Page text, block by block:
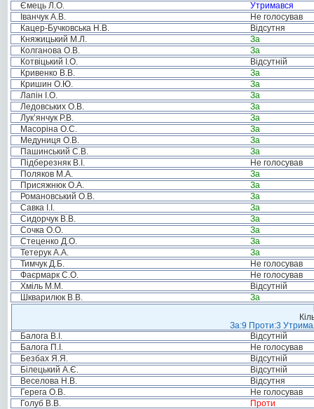
Ємець Л.О.
Утримався
Іванчук А.В.
Не голосував
Кацер-Бучковська Н.В.
Відсутня
Княжицький М.Л.
За
Колганова О.В.
За
Котвіцький І.О.
Відсутній
Кривенко В.В.
За
Кришин О.Ю.
За
Лапін І.О.
За
Ледовських О.В.
За
Лук’янчук Р.В.
За
Масоріна О.С.
За
Медуниця О.В.
За
Пашинський С.В.
За
Підберезняк В.І.
Не голосував
Поляков М.А.
За
Присяжнюк О.А.
За
Романовський О.В.
За
Савка І.І.
За
Сидорчук В.В.
За
Сочка О.О.
За
Стеценко Д.О.
За
Тетерук А.А.
За
Тимчук Д.Б.
Не голосував
Фаєрмарк С.О.
Не голосував
Хміль М.М.
Відсутній
Шкварилюк В.В.
За
За:9 Проти:3
Балога В.І.
Відсутній
Балога П.І.
Не голосував
Безбах Я.Я.
Відсутній
Білецький А.Є.
Відсутній
Веселова Н.В.
Відсутня
Герега О.В.
Не голосував
Голуб В.В.
Проти